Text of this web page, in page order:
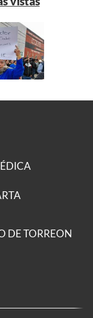
DE TORREON